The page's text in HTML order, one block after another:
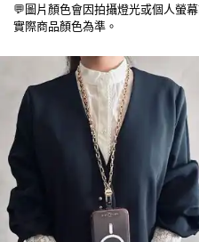
💬 圖片顏色會因拍攝燈光或個人螢
實際商品顏色為準。